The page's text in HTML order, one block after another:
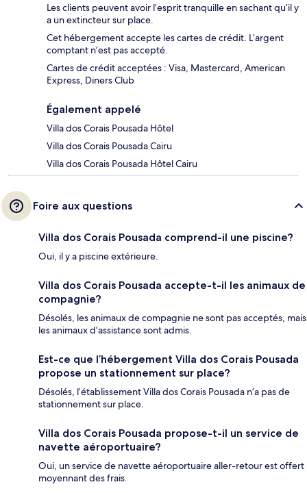
Les clients peuvent avoir l’esprit tranquille en sachant qu’il y
a un extincteur sur place.
Cet hébergement accepte les cartes de crédit. L’argent
comptant n’est pas accepté.
Cartes de crédit acceptées : Visa, Mastercard, American
Express, Diners Club
Également appelé
Villa dos Corais Pousada Hôtel
Villa dos Corais Pousada Cairu
Villa dos Corais Pousada Hôtel Cairu
Foire aux questions
Villa dos Corais Pousada comprend-il une piscine?
Oui, il y a piscine extérieure.
Villa dos Corais Pousada accepte-t-il les animaux de
compagnie?
Désolés, les animaux de compagnie ne sont pas acceptés, mais
les animaux d’assistance sont admis.
Est-ce que l’hébergement Villa dos Corais Pousada
propose un stationnement sur place?
Désolés, l’établissement Villa dos Corais Pousada n’a pas de
stationnement sur place.
Villa dos Corais Pousada propose-t-il un service de
navette aéroportuaire?
Oui, un service de navette aéroportuaire aller-retour est offert
moyennant des frais.